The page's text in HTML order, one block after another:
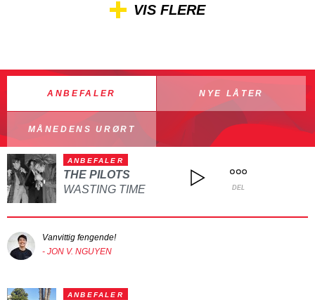
VIS FLERE
ANBEFALER NYE LÅTER
MÅNEDENS URØRT
ANBEFALER
THE PILOTS
WASTING TIME
DEL
Vanvittig fengende!
- JON V. NGUYEN
ANBEFALER